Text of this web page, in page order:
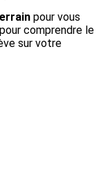
pour vous
comprendre le
sur votre